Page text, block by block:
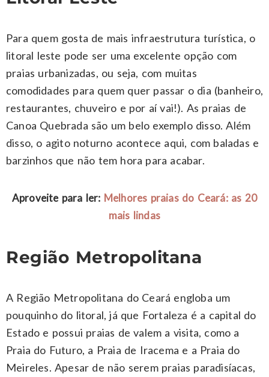
Para quem gosta de mais infraestrutura turística, o
litoral leste pode ser uma excelente opção com
praias urbanizadas, ou seja, com muitas
comodidades para quem quer passar o dia (banheiro,
restaurantes, chuveiro e por aí vai!). As praias de
Canoa Quebrada são um belo exemplo disso. Além
disso, o agito noturno acontece aqui, com baladas e
barzinhos que não tem hora para acabar.
Aproveite para ler: Melhores praias do Ceará: as 20
mais lindas
Região Metropolitana
A Região Metropolitana do Ceará engloba um
pouquinho do litoral, já que Fortaleza é a capital do
Estado e possui praias de valem a visita, como a
Praia do Futuro, a Praia de Iracema e a Praia do
Meireles. Apesar de não serem praias paradisíacas,